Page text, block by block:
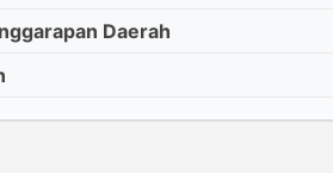
Daerah